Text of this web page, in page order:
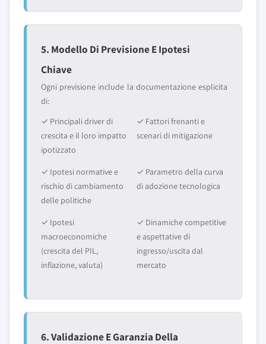
5. Modello Di Previsione E Ipotesi
Chiave
Ogni previsione include la documentazione esplicita
di:
✓ Principali driver di
crescita e il loro impatto
ipotizzato
✓ Fattori frenanti e
scenari di mitigazione
✓ Ipotesi normative e
rischio di cambiamento
delle politiche
✓ Parametro della curva
di adozione tecnologica
✓ Ipotesi
macroeconomiche
(crescita del PIL,
inflazione, valuta)
✓ Dinamiche competitive
e aspettative di
ingresso/uscita dal
mercato
6. Validazione E Garanzia Della